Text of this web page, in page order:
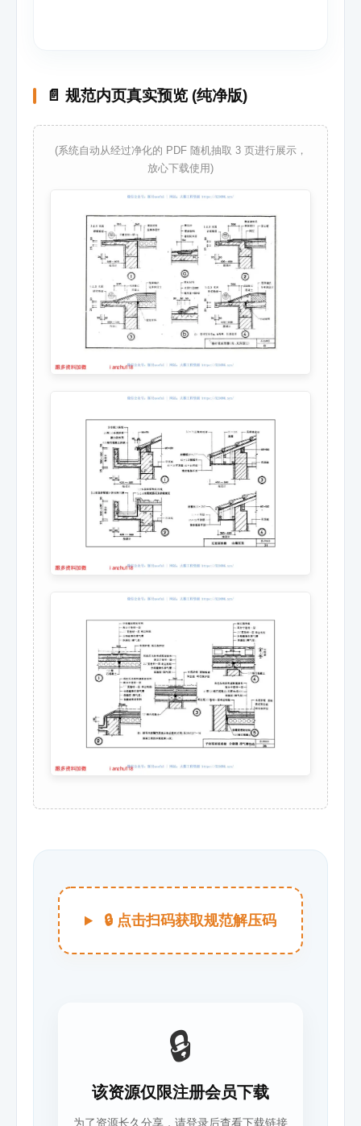
📄 规范内页真实预览 (纯净版)
(系统自动从经过净化的 PDF 随机抽取 3 页进行展示，
放心下载使用)
🔒 点击扫码获取规范解压码
🔒
该资源仅限注册会员下载
为了资源长久分享，请登录后查看下载链接